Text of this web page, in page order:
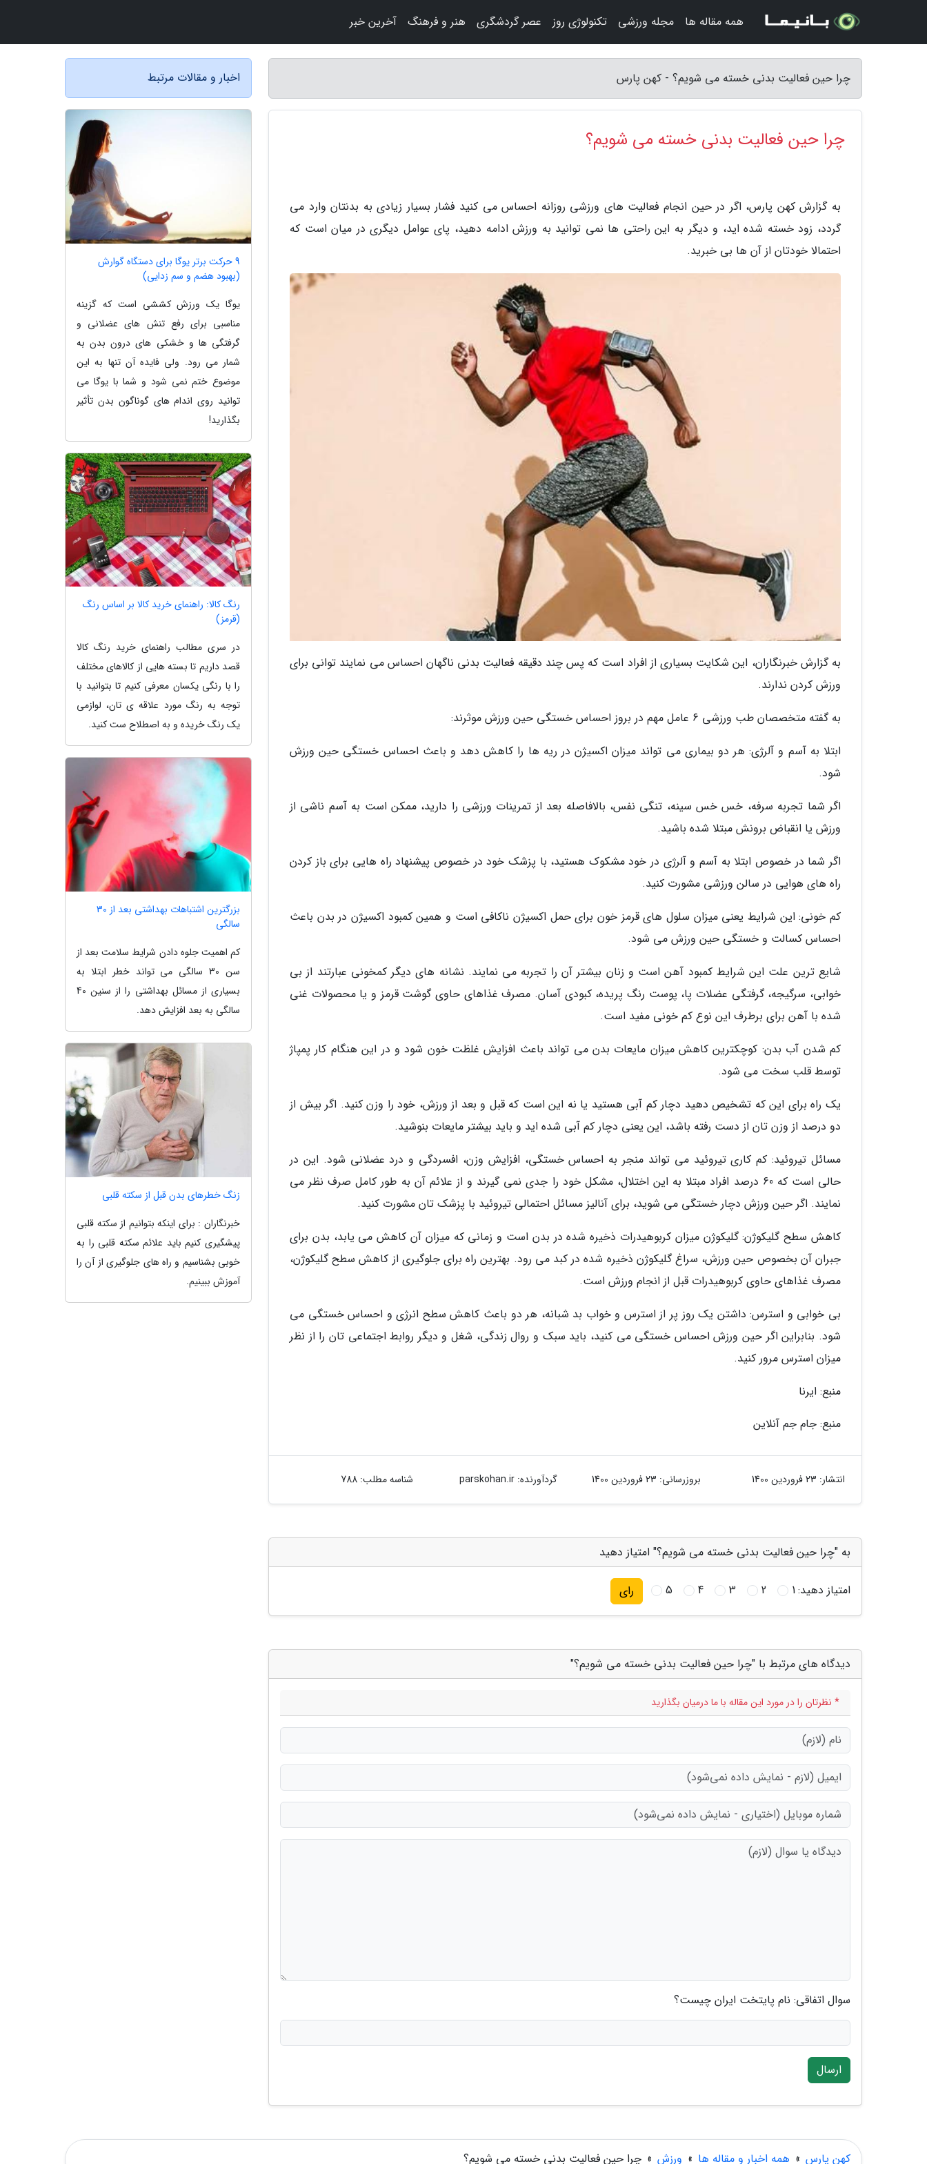
چرا حین فعالیت بدنی خسته می شویم؟ - کهن پارس
چرا حین فعالیت بدنی خسته می شویم؟
به گزارش کهن پارس، اگر در حین انجام فعالیت های ورزشی روزانه احساس می کنید فشار بسیار زیادی به بدنتان وارد می
گردد، زود خسته شده اید، و دیگر به این راحتی ها نمی توانید به ورزش ادامه دهید، پای عوامل دیگری در میان است که
احتمالا خودتان از آن ها بی خبرید.
به گزارش خبرنگاران، این شکایت بسیاری از افراد است که پس چند دقیقه فعالیت بدنی ناگهان احساس می نمایند توانی برای
ورزش کردن ندارند.
به گفته متخصصان طب ورزشی 6 عامل مهم در بروز احساس خستگی حین ورزش موثرند:
ابتلا به آسم و آلرژی: هر دو بیماری می تواند میزان اکسیژن در ریه ها را کاهش دهد و باعث احساس خستگی حین ورزش
شود.
اگر شما تجربه سرفه، خس خس سینه، تنگی نفس، بالافاصله بعد از تمرینات ورزشی را دارید، ممکن است به آسم ناشی از
ورزش یا انقباض برونش مبتلا شده باشید.
اگر شما در خصوص ابتلا به آسم و آلرژی در خود مشکوک هستید، با پزشک خود در خصوص پیشنهاد راه هایی برای باز کردن
راه های هوایی در سالن ورزشی مشورت کنید.
کم خونی: این شرایط یعنی میزان سلول های قرمز خون برای حمل اکسیژن ناکافی است و همین کمبود اکسیژن در بدن باعث
احساس کسالت و خستگی حین ورزش می شود.
شایع ترین علت این شرایط کمبود آهن است و زنان بیشتر آن را تجربه می نمایند. نشانه های دیگر کمخونی عبارتند از بی
خوابی، سرگیجه، گرفتگی عضلات پا، پوست رنگ پریده، کبودی آسان. مصرف غذاهای حاوی گوشت قرمز و یا محصولات غنی
شده با آهن برای برطرف این نوع کم خونی مفید است.
کم شدن آب بدن: کوچکترین کاهش میزان مایعات بدن می تواند باعث افزایش غلظت خون شود و در این هنگام کار پمپاژ
توسط قلب سخت می شود.
یک راه برای این که تشخیص دهید دچار کم آبی هستید یا نه این است که قبل و بعد از ورزش، خود را وزن کنید. اگر بیش از
دو درصد از وزن تان از دست رفته باشد، این یعنی دچار کم آبی شده اید و باید بیشتر مایعات بنوشید.
مسائل تیروئید: کم کاری تیروئید می تواند منجر به احساس خستگی، افزایش وزن، افسردگی و درد عضلانی شود. این در
حالی است که 60 درصد افراد مبتلا به این اختلال، مشکل خود را جدی نمی گیرند و از علائم آن به طور کامل صرف نظر می
نمایند. اگر حین ورزش دچار خستگی می شوید، برای آنالیز مسائل احتمالی تیروئید با پزشک تان مشورت کنید.
کاهش سطح گلیکوژن: گلیکوژن میزان کربوهیدرات ذخیره شده در بدن است و زمانی که میزان آن کاهش می یابد، بدن برای
جبران آن بخصوص حین ورزش، سراغ گلیکوژن ذخیره شده در کبد می رود. بهترین راه برای جلوگیری از کاهش سطح گلیکوژن،
مصرف غذاهای حاوی کربوهیدرات قبل از انجام ورزش است.
بی خوابی و استرس: داشتن یک روز پر از استرس و خواب بد شبانه، هر دو باعث کاهش سطح انرژی و احساس خستگی می
شود. بنابراین اگر حین ورزش احساس خستگی می کنید، باید سبک و روال زندگی، شغل و دیگر روابط اجتماعی تان را از نظر
میزان استرس مرور کنید.
منبع: ایرنا
منبع: جام جم آنلاین
انتشار: 23 فروردین 1400 بروزرسانی: 23 فروردین 1400 گردآورنده:parskohan.ir شناسه مطلب: 788
به "چرا حین فعالیت بدنی خسته می شویم؟" امتیاز دهید
امتیاز دهید:1
2
3
4
5 رای
دیدگاه های مرتبط با "چرا حین فعالیت بدنی خسته می شویم؟"
* نظرتان را در مورد این مقاله با ما درمیان بگذارید
سوال اتفاقی: نام پایتخت ایران چیست؟
ارسال
اخبار و مقالات مرتبط
9 حرکت برتر یوگا برای دستگاه گوارش
(بهبود هضم و سم زدایی)
یوگا یک ورزش کششی است که گزینه
مناسبی برای رفع تنش های عضلانی و
گرفتگی ها و خشکی های درون بدن به
شمار می رود. ولی فایده آن تنها به این
موضوع ختم نمی شود و شما با یوگا می
توانید روی اندام های گوناگون بدن تأثیر
بگذارید!
رنگ کالا: راهنمای خرید کالا بر اساس رنگ
(قرمز)
در سری مطالب راهنمای خرید رنگ کالا
قصد داریم تا بسته هایی از کالاهای مختلف
را با رنگی یکسان معرفی کنیم تا بتوانید با
توجه به رنگ مورد علاقه ی تان، لوازمی
یک رنگ خریده و به اصطلاح ست کنید.
بزرگترین اشتباهات بهداشتی بعد از 30
سالگی
کم اهمیت جلوه دادن شرایط سلامت بعد از
سن 30 سالگی می تواند خطر ابتلا به
بسیاری از مسائل بهداشتی را از سنین 40
سالگی به بعد افزایش دهد.
زنگ خطرهای بدن قبل از سکته قلبی
خبرنگاران : برای اینکه بتوانیم از سکته قلبی
پیشگیری کنیم باید علائم سکته قلبی را به
خوبی بشناسیم و راه های جلوگیری از آن را
آموزش ببینیم.
کهن پارس » همه اخبار و مقاله ها » ورزش » چرا حین فعالیت بدنی خسته می شویم؟
همه مقاله ها مجله ورزشی تکنولوژی روز عصر گردشگری هنر و فرهنگ آخرین خبر